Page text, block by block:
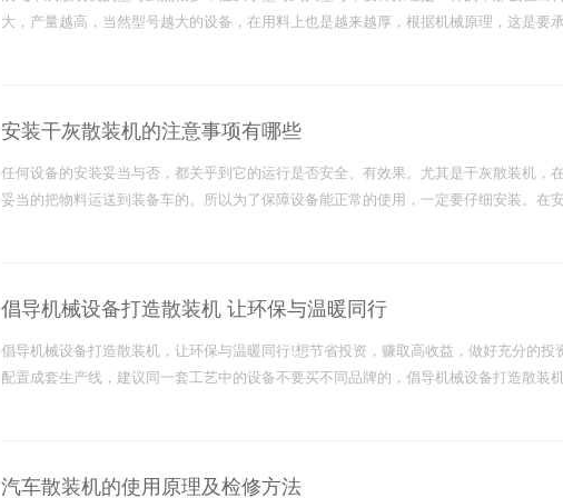
大，产量越高，当然型号越大的设备，在用料上也是越来越厚，根据机械原理，这是要
安装干灰散装机的注意事项有哪些
任何设备的安装妥当与否，都关乎到它的运行是否安全、有效果。尤其是干灰散装机，
妥当的把物料运送到装备车的。所以为了保障设备能正常的使用，一定要仔细安装。在
倡导机械设备打造散装机 让环保与温暖同行
倡导机械设备打造散装机，让环保与温暖同行!想节省投资，赚取高收益，做好充分的
配置成套生产线，建议同一套工艺中的设备不要买不同品牌的，倡导机械设备打造散装
汽车散装机的使用原理及检修方法